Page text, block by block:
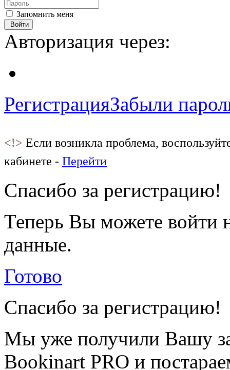
Запомнить меня
Войти
Авторизация через:
РегистрацияЗабыли
<!> Если возникла проблема,
кабинете - Перейти
Спасибо за регистрацию!
Теперь Вы можете войти
данные.
Готово
Спасибо за регистрацию!
Мы уже получили Вашу
Bookinart PRO и